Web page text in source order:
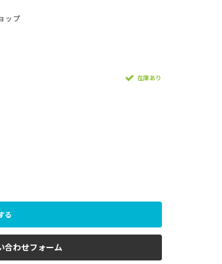
ップ
在庫あり
る
合わせフォーム